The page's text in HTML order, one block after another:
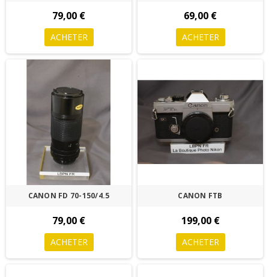
79,00 €
ACHETER
69,00 €
ACHETER
CANON FD 70-150/4.5
79,00 €
ACHETER
CANON FTB
199,00 €
ACHETER